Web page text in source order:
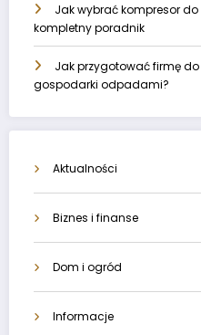
Jak wybrać kompresor
kompletny poradnik
Jak przygotować firmę do
gospodarki odpadami?
Aktualności
Biznes i finanse
Dom i ogród
Informacje